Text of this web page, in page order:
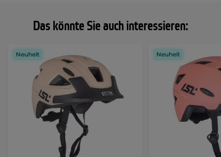
Das könnte Sie auch interessieren:
Neuheit Neuheit